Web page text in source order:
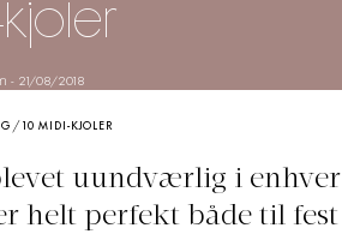
kjoler
- 21/08/2018
/ 10 MIDI-KJOLER
uundværlig i enhver
helt perfekt både til fest